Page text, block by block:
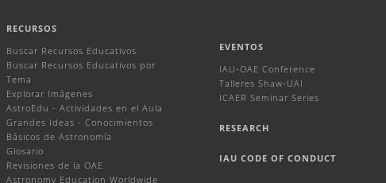
RECURSOS
Buscar Recursos Educativos
Buscar Recursos Educativos por
Tema
Explorar Imágenes
AstroEdu - Actividades en el Aula
Grandes Ideas - Conocimientos
Básicos de Astronomía
Glosario
Revisiones de la OAE
Astronomy Education Worldwide
EVENTOS
IAU-OAE Conference
Talleres Shaw-UAI
ICAER Seminar Series
RESEARCH
IAU CODE OF CONDUCT